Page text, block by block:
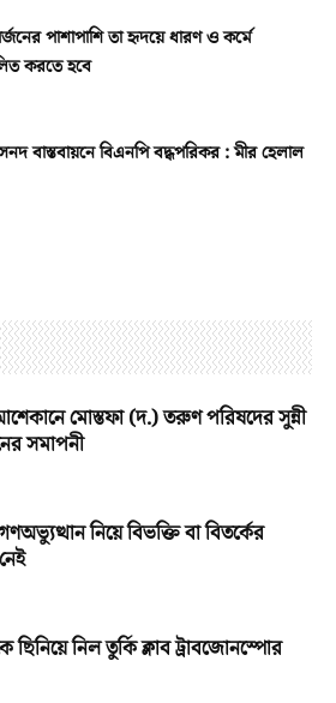
পাশাপাশি তা হৃদয়ে ধারণ ও কর্মে
করতে হবে
বাস্তবায়নে বিএনপি বদ্ধপরিকর : মীর হেলাল
মোস্তফা (দ.) তরুণ পরিষদের সুন্নী
সমাপনী
নিয়ে বিভক্তি বা বিতর্কের
ছিনিয়ে নিল তুর্কি ক্লাব ট্রাবজোনস্পোর